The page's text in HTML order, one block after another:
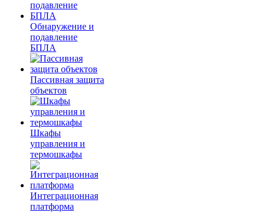
Обнаружение и
подавление
БПЛА
Пассивная защита
объектов
Шкафы
управления и
термошкафы
Интеграционная
платформа